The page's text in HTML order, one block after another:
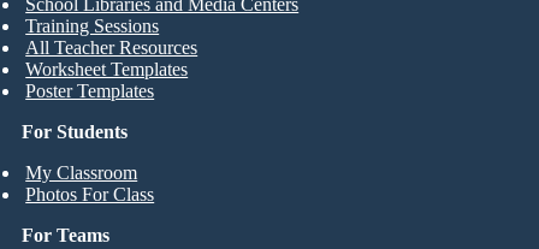
For Students
My Classroom
Photos For Class
Training Sessions
All Teacher Resources
Worksheet Templates
Poster Templates
For Teams